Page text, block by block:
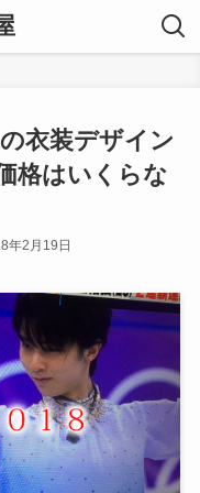
衣装デザイン
格はいくらな
年2月19日